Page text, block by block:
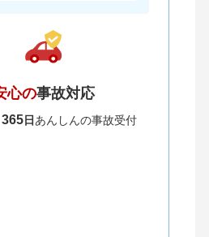
心の事故対応
365日あんしんの事故受付